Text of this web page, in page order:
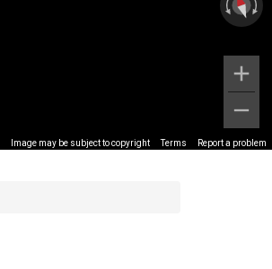
Image may be subject to copyright Terms Report a problem